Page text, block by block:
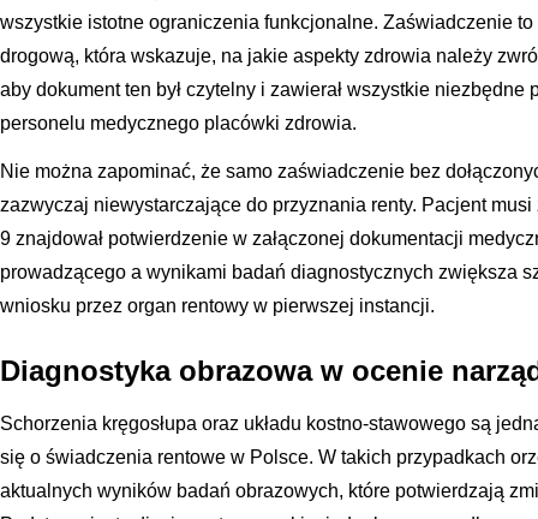
wszystkie istotne ograniczenia funkcjonalne. Zaświadczenie
drogową, która wskazuje, na jakie aspekty zdrowia należy
aby dokument ten był czytelny i zawierał wszystkie
personelu medycznego placówki zdrowia.
Nie można zapominać, że samo zaświadczenie bez
zazwyczaj niewystarczające do przyznania renty. Pacjent
9 znajdował potwierdzenie w załączonej dokumentacji
prowadzącego a wynikami badań diagnostycznych zwiększa
wniosku przez organ rentowy w pierwszej instancji.
Diagnostyka obrazowa w ocenie
Schorzenia kręgosłupa oraz układu kostno-stawowego są
się o świadczenia rentowe w Polsce. W takich przypadkach
aktualnych wyników badań obrazowych, które potwierdzają